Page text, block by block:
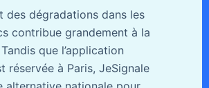
des dégradations dans les
contribue grandement à la
que l’application
réservée à Paris, JeSignale